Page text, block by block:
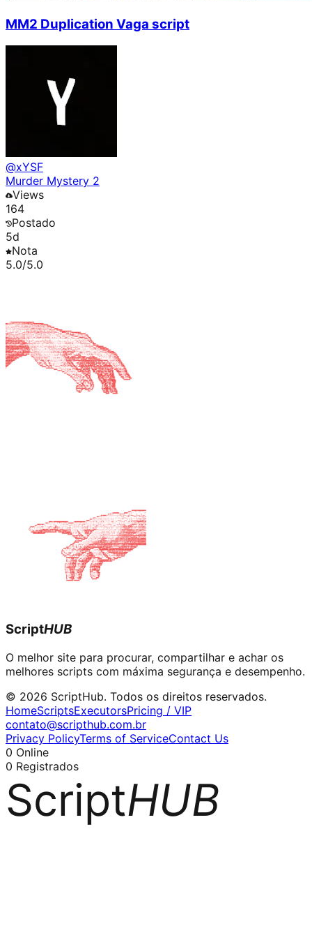
MM2 Duplication Vaga script
@xYSF
Murder Mystery 2
Views
164
Postado
5d
Nota
5.0/5.0
ScriptHUB
O melhor site para procurar, compartilhar e achar os
melhores scripts com máxima segurança e desempenho.
© 2026 ScriptHub. Todos os direitos reservados.
HomeScriptsExecutorsPricing / VIP
contato@scripthub.com.br
Privacy PolicyTerms of ServiceContact Us
0 Online
0 Registrados
ScriptHUB